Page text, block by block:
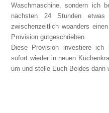
Waschmaschine, sondern ich
nächsten 24 Stunden
zwischenzeitlich woanders
Provision gutgeschrieben.
Diese Provision investiere ich
sofort wieder in neuen
um und stelle Euch Beides dann